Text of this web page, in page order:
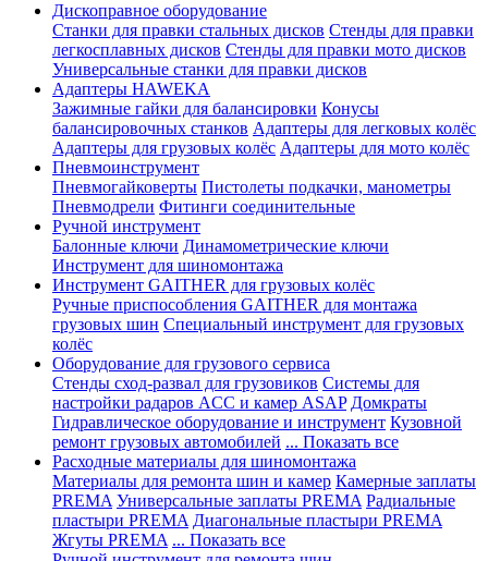
Дископравное оборудование
Станки для правки стальных дисков Стенды для правки
легкосплавных дисков Стенды для правки мото дисков
Универсальные станки для правки дисков
Адаптеры HAWEKA
Зажимные гайки для балансировки Конусы
балансировочных станков Адаптеры для легковых колёс
Адаптеры для грузовых колёс Адаптеры для мото колёс
Пневмоинструмент
Пневмогайковерты Пистолеты подкачки, манометры
Пневмодрели Фитинги соединительные
Ручной инструмент
Балонные ключи Динамометрические ключи
Инструмент для шиномонтажа
Инструмент GAITHER для грузовых колёс
Ручные приспособления GAITHER для монтажа
грузовых шин Специальный инструмент для грузовых
колёс
Оборудование для грузового сервиса
Стенды сход-развал для грузовиков Системы для
настройки радаров ACC и камер ASAP Домкраты
Гидравлическое оборудование и инструмент Кузовной
ремонт грузовых автомобилей ... Показать все
Расходные материалы для шиномонтажа
Материалы для ремонта шин и камер Камерные заплаты
PREMA Универсальные заплаты PREMA Радиальные
пластыри PREMA Диагональные пластыри PREMA
Жгуты PREMA ... Показать все